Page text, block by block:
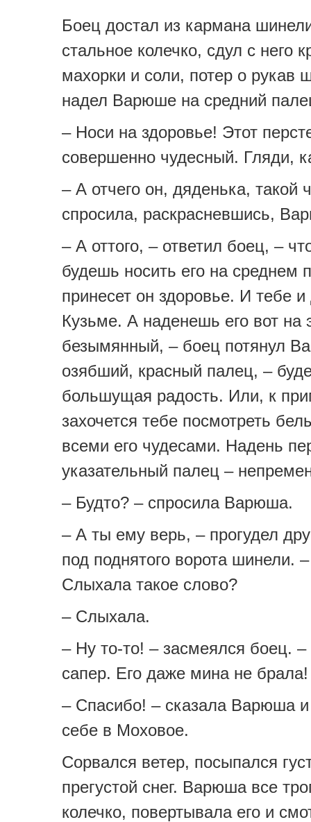
Боец достал из кармана
стальное колечко, сдул с него
махорки и соли, потер о рукав
надел Варюше на средний
– Носи на здоровье! Этот
совершенно чудесный. Гляди,
– А отчего он, дяденька, такой
спросила, раскрасневшись,
– А оттого, – ответил боец, –
будешь носить его на среднем
принесет он здоровье. И тебе и
Кузьме. А наденешь его вот на
безымянный, – боец потянул
озябший, красный палец, –
большущая радость. Или, к
захочется тебе посмотреть
всеми его чудесами. Надень
указательный палец –
– Будто? – спросила Варюша.
– А ты ему верь, – прогудел
под поднятого ворота шинели.
Слыхала такое слово?
– Слыхала.
– Ну то-то! – засмеялся боец.
сапер. Его даже мина не брала!
– Спасибо! – сказала Варюша
себе в Моховое.
Сорвался ветер, посыпался
прегустой снег. Варюша все
колечко, повертывала его и